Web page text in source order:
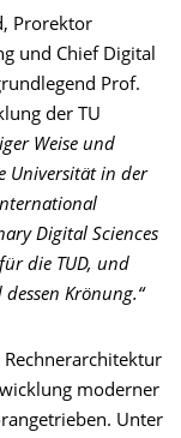
Prorektor
und Chief Digital
Prof.
der TU
Weise und
Universität in der
Digital Sciences
die TUD, und
Krönung.“
moderner
Unter